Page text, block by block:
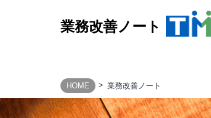
業務改善ノート
BUSINESS PROCESS
Design & Consulting
HOME 業務改善ノート